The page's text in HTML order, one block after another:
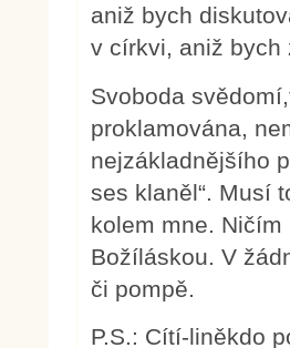
aniž bych
v církvi, aniž bych
Svoboda
proklamována,
nejzákladnějšího
ses klaněl“. Musí
kolem mne.
Božíláskou. V
či pompě.
P.S.: Cítí-liněkdo